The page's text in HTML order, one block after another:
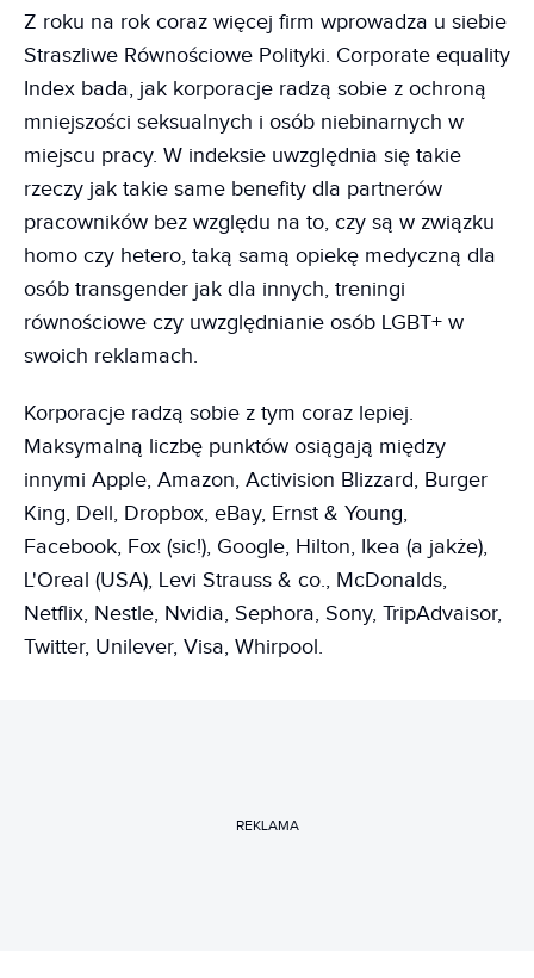
Z roku na rok coraz więcej firm wprowadza u siebie
Straszliwe Równościowe Polityki. Corporate equality
Index bada, jak korporacje radzą sobie z ochroną
mniejszości seksualnych i osób niebinarnych w
miejscu pracy. W indeksie uwzględnia się takie
rzeczy jak takie same benefity dla partnerów
pracowników bez względu na to, czy są w związku
homo czy hetero, taką samą opiekę medyczną dla
osób transgender jak dla innych, treningi
równościowe czy uwzględnianie osób LGBT+ w
swoich reklamach.
Korporacje radzą sobie z tym coraz lepiej.
Maksymalną liczbę punktów osiągają między
innymi Apple, Amazon, Activision Blizzard, Burger
King, Dell, Dropbox, eBay, Ernst & Young,
Facebook, Fox (sic!), Google, Hilton, Ikea (a jakże),
L'Oreal (USA), Levi Strauss & co., McDonalds,
Netflix, Nestle, Nvidia, Sephora, Sony, TripAdvaisor,
Twitter, Unilever, Visa, Whirpool.
REKLAMA